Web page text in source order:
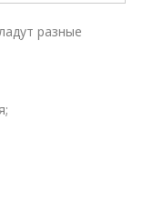
разные